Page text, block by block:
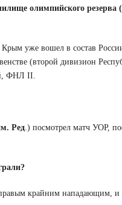
олимпийского
уже вошел в состав
(второй дивизион
ФНЛ II.
Ред.) посмотрел матч УОР,
крайним нападающим, и